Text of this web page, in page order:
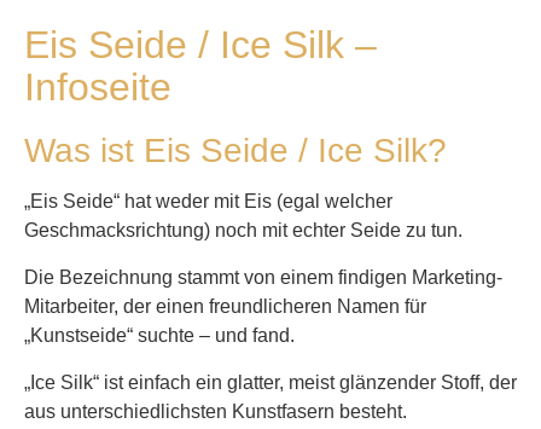
Eis Seide / Ice Silk –
Infoseite
Was ist Eis Seide / Ice Silk?
„Eis Seide“ hat weder mit Eis (egal welcher
Geschmacksrichtung) noch mit echter Seide zu tun.
Die Bezeichnung stammt von einem findigen Marketing-
Mitarbeiter, der einen freundlicheren Namen für
„Kunstseide“ suchte – und fand.
„Ice Silk“ ist einfach ein glatter, meist glänzender Stoff, der
aus unterschiedlichsten Kunstfasern besteht.